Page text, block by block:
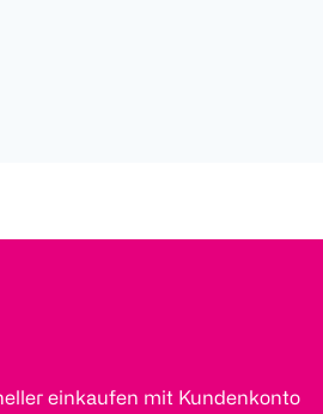
einkaufen mit Kundenkonto